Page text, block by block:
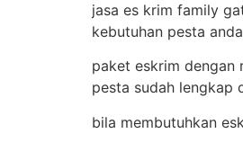
jasa es krim family
kebutuhan pesta
paket eskrim dengan
pesta sudah lengkap
bila membutuhkan